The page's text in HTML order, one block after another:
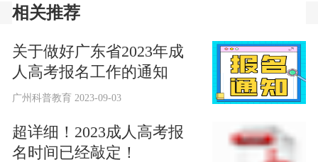
相关推荐
关于做好广东省2023年成
人高考报名工作的通知
广州科普教育 2023-09-03
超详细！2023成人高考报
名时间已经敲定！